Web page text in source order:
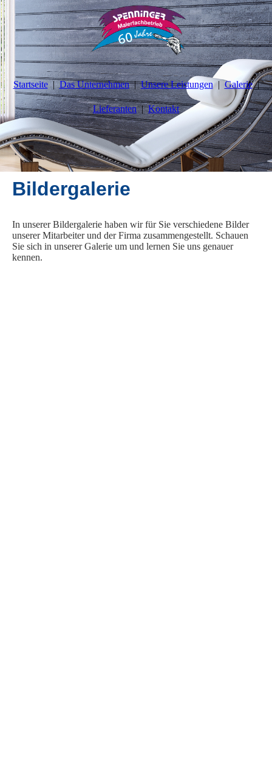
Startseite Das Unternehmen Unsere Leistungen Galerie
Lieferanten Kontakt
Bildergalerie
In unserer Bildergalerie haben wir für Sie verschiedene Bilder
unserer Mitarbeiter und der Firma zusammengestellt. Schauen
Sie sich in unserer Galerie um und lernen Sie uns genauer
kennen.